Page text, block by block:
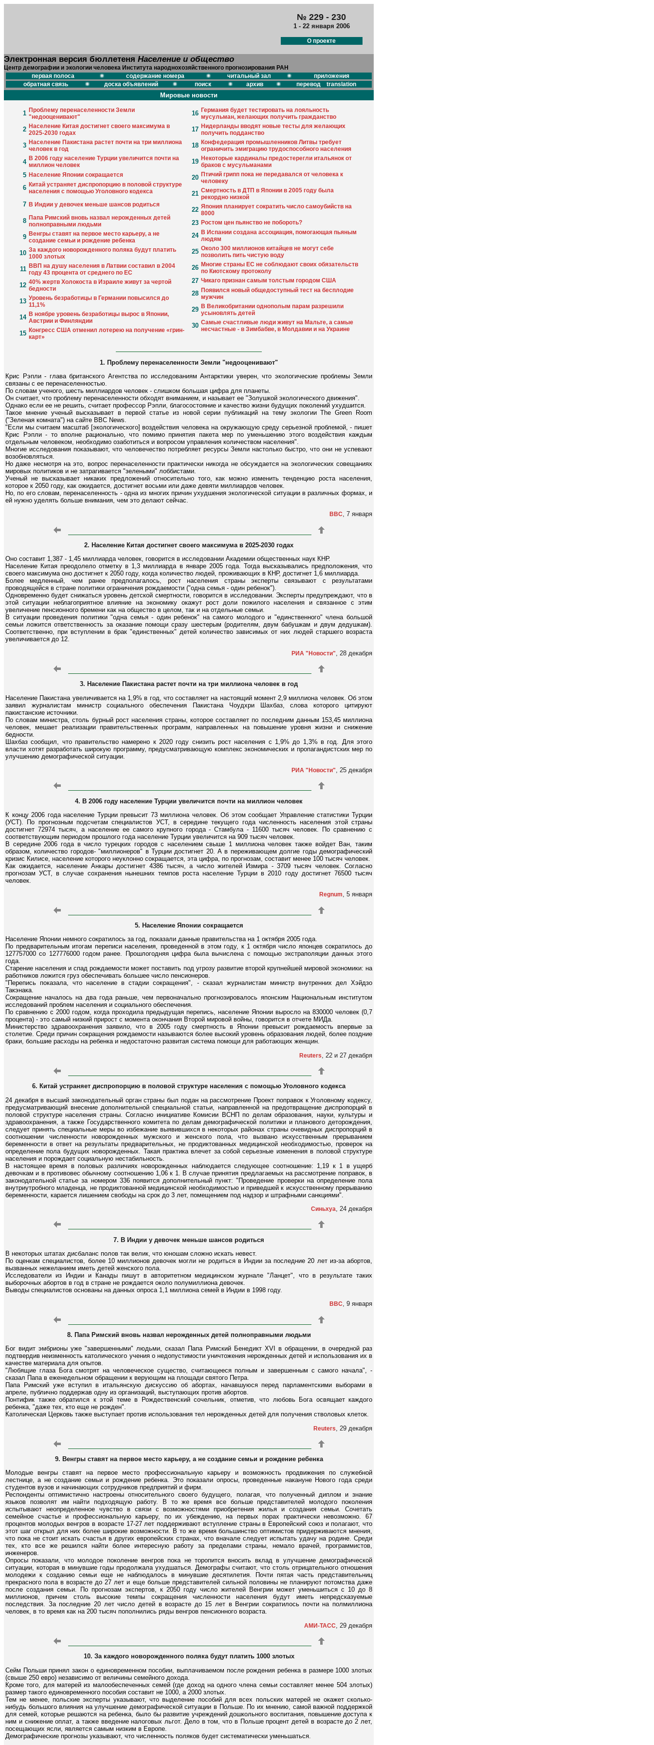
№ 229 - 230
1 - 22 января 2006
О проекте
Электронная версия бюллетеня Население и общество
Центр демографии и экологии человека Института народнохозяйственного прогнозирования РАН
первая полоса
содержание номера читальный зал
приложения
обратная связь
доска объявлений поиск архив перевод translation
Мировые новости
1 Проблему перенаселенности Земли
"недооценивают"
2 Население Китая достигнет своего максимума в
2025-2030 годах
3 Население Пакистана растет почти на три миллиона
человек в год
4 В 2006 году население Турции увеличится почти на
миллион человек
5 Население Японии сокращается
6 Китай устраняет диспропорцию в половой структуре
населения с помощью Уголовного кодекса
7 В Индии у девочек меньше шансов родиться
8 Папа Римский вновь назвал нерожденных детей
полноправными людьми
9 Венгры ставят на первое место карьеру, а не
создание семьи и рождение ребенка
10 За каждого новорожденного поляка будут платить
1000 злотых
11 ВВП на душу населения в Латвии составил в 2004
году 43 процента от среднего по ЕС
12 40% жертв Холокоста в Израиле живут за чертой
бедности
13 Уровень безработицы в Германии повысился до
11,1%
14 В ноябре уровень безработицы вырос в Японии,
Австрии и Финляндии
15 Конгресс США отменил лотерею на получение «грин-
карт»
16 Германия будет тестировать на лояльность
мусульман, желающих получить гражданство
17 Нидерланды вводят новые тесты для желающих
получить подданство
18 Конфедерация промышленников Литвы требует
ограничить эмиграцию трудоспособного населения
19 Некоторые кардиналы предостерегли итальянок от
браков с мусульманами
20 Птичий грипп пока не передавался от человека к
человеку
21 Смертность в ДТП в Японии в 2005 году была
рекордно низкой
22 Япония планирует сократить число самоубийств на
8000
23 Ростом цен пьянство не побороть?
24 В Испании создана ассоциация, помогающая пьяным
людям
25 Около 300 миллионов китайцев не могут себе
позволить пить чистую воду
26 Многие страны ЕС не соблюдают своих обязательств
по Киотскому протоколу
27 Чикаго признан самым толстым городом США
28 Появился новый общедоступный тест на бесплодие
мужчин
29 В Великобритании однополым парам разрешили
усыновлять детей
30 Самые счастливые люди живут на Мальте, а самые
несчастные - в Зимбабве, в Молдавии и на Украине
1. Проблему перенаселенности Земли "недооценивают"
Крис Рэпли - глава британского Агентства по исследованиям Антарктики уверен, что экологические проблемы Земли
связаны с ее перенаселенностью.
По словам ученого, шесть миллиардов человек - слишком большая цифра для планеты.
Он считает, что проблему перенаселенности обходят вниманием, и называет ее "Золушкой экологического движения".
Однако если ее не решить, считает профессор Рэпли, благосостояние и качество жизни будущих поколений ухудшится.
Такое мнение ученый высказывает в первой статье из новой серии публикаций на тему экологии The Green Room
("Зеленая комната") на сайте BBC News.
"Если мы считаем масштаб [экологического] воздействия человека на окружающую среду серьезной проблемой, - пишет
Крис Рэпли - то вполне рационально, что помимо принятия пакета мер по уменьшению этого воздействия каждым
отдельным человеком, необходимо озаботиться и вопросом управления количеством населения".
Многие исследования показывают, что человечество потребляет ресурсы Земли настолько быстро, что они не успевают
возобновляться.
Но даже несмотря на это, вопрос перенаселенности практически никогда не обсуждается на экологических совещаниях
мировых политиков и не затрагивается "зелеными" лоббистами.
Ученый не высказывает никаких предложений относительно того, как можно изменить тенденцию роста населения,
которое к 2050 году, как ожидается, достигнет восьми или даже девяти миллиардов человек.
Но, по его словам, перенаселенность - одна из многих причин ухудшения экологической ситуации в различных формах, и
ей нужно уделять больше внимания, чем это делают сейчас.
BBC, 7 января
2. Население Китая достигнет своего максимума в 2025-2030 годах
Оно составит 1,387 - 1,45 миллиарда человек, говорится в исследовании Академии общественных наук КНР.
Население Китая преодолело отметку в 1,3 миллиарда в январе 2005 года. Тогда высказывались предположения, что
своего максимума оно достигнет к 2050 году, когда количество людей, проживающих в КНР, достигнет 1,6 миллиарда.
Более медленный, чем ранее предполагалось, рост населения страны эксперты связывают с результатами
проводящейся в стране политики ограничения рождаемости ("одна семья - один ребенок").
Одновременно будет снижаться уровень детской смертности, говорится в исследовании. Эксперты предупреждают, что в
этой ситуации неблагоприятное влияние на экономику окажут рост доли пожилого населения и связанное с этим
увеличение пенсионного бремени как на общество в целом, так и на отдельные семьи.
В ситуации проведения политики "одна семья - один ребенок" на самого молодого и "единственного" члена большой
семьи ложится ответственность за оказание помощи сразу шестерым (родителям, двум бабушкам и двум дедушкам).
Соответственно, при вступлении в брак "единственных" детей количество зависимых от них людей старшего возраста
увеличивается до 12.
РИА "Новости" , 28 декабря
3. Население Пакистана растет почти на три миллиона человек в год
Население Пакистана увеличивается на 1,9% в год, что составляет на настоящий момент 2,9 миллиона человек. Об этом
заявил журналистам министр социального обеспечения Пакистана Чоудхри Шахбаз, слова которого цитируют
пакистанские источники.
По словам министра, столь бурный рост населения страны, которое составляет по последним данным 153,45 миллиона
человек, мешает реализации правительственных программ, направленных на повышение уровня жизни и снижение
бедности.
Шахбаз сообщил, что правительство намерено к 2020 году снизить рост населения с 1,9% до 1,3% в год. Для этого
власти хотят разработать широкую программу, предусматривающую комплекс экономических и пропагандистских мер по
улучшению демографической ситуации.
РИА "Новости" , 25 декабря
4. В 2006 году население Турции увеличится почти на миллион человек
К концу 2006 года население Турции превысит 73 миллиона человек. Об этом сообщает Управление статистики Турции
(УСТ). По прогнозным подсчетам специалистов УСТ, в середине текущего года численность населения этой страны
достигнет 72974 тысяч, а население ее самого крупного города - Стамбула - 11600 тысяч человек. По сравнению с
соответствующим периодом прошлого года население Турции увеличится на 909 тысяч человек.
В середине 2006 года в число турецких городов с населением свыше 1 миллиона человек также войдет Ван, таким
образом, количество городов- "миллионеров" в Турции достигнет 20. А в переживающем долгие годы демографический
кризис Килисе, население которого неуклонно сокращается, эта цифра, по прогнозам, составит менее 100 тысяч человек.
Как ожидается, население Анкары достигнет 4386 тысяч, а число жителей Измира - 3709 тысяч человек. Согласно
прогнозам УСТ, в случае сохранения нынешних темпов роста население Турции в 2010 году достигнет 76500 тысяч
человек.
Regnum, 5 января
5. Население Японии сокращается
Население Японии немного сократилось за год, показали данные правительства на 1 октября 2005 года.
По предварительным итогам переписи населения, проведенной в этом году, к 1 октября число японцев сократилось до
127757000 со 127776000 годом ранее. Прошлогодняя цифра была вычислена с помощью экстраполяции данных этого
года.
Старение населения и спад рождаемости может поставить под угрозу развитие второй крупнейшей мировой экономики: на
работников ложится груз обеспечивать большее число пенсионеров.
"Перепись показала, что население в стадии сокращения", - сказал журналистам министр внутренних дел Хэйдзо
Такэнака.
Сокращение началось на два года раньше, чем первоначально прогнозировалось японским Национальным институтом
исследований проблем населения и социального обеспечения.
По сравнению с 2000 годом, когда проходила предыдущая перепись, население Японии выросло на 830000 человек (0,7
процента) - это самый низкий прирост с момента окончания Второй мировой войны, говорится в отчете МИДа.
Министерство здравоохранения заявило, что в 2005 году смертность в Японии превысит рождаемость впервые за
столетие. Среди причин сокращения рождаемости называются более высокий уровень образования людей, более поздние
браки, большие расходы на ребенка и недостаточно развитая система помощи для работающих женщин.
Reuters , 22 и 27 декабря
6. Китай устраняет диспропорцию в половой структуре населения с помощью Уголовного кодекса
24 декабря в высший законодательный орган страны был подан на рассмотрение Проект поправок к Уголовному кодексу,
предусматривающий внесение дополнительной специальной статьи, направленной на предотвращение диспропорций в
половой структуре населения страны. Согласно инициативе Комисии ВСНП по делам образования, науки, культуры и
здравоохранения, а также Государственного комитета по делам демографической политики и планового деторождения,
следует принять специальные меры во избежание выявившихся в некоторых районах страны очевидных диспропорций в
соотношении численности новорожденных мужского и женского пола, что вызвано искусственным прерыванием
беременности в ответ на результаты предварительных, не продиктованных медицинской необходимостью, проверок на
определение пола будущих новорожденных. Такая практика влечет за собой серьезные изменения в половой структуре
населения и порождает социальную нестабильность.
В настоящее время в половых различиях новорожденных наблюдается следующее соотношение: 1,19 к 1 в ущерб
девочкам и в противовес обычному соотношению 1,06 к 1. В случае принятия предлагаемых на рассмотрение поправок, в
законодательной статье за номером 336 появится дополнительный пункт: "Проведение проверки на определение пола
внутриутробного младенца, не продиктованной медицинской необходимостью и приведшей к искусственному прерыванию
беременности, карается лишением свободы на срок до 3 лет, помещением под надзор и штрафными санкциями".
Синьхуа , 24 декабря
7. В Индии у девочек меньше шансов родиться
В некоторых штатах дисбаланс полов так велик, что юношам сложно искать невест.
По оценкам специалистов, более 10 миллионов девочек могли не родиться в Индии за последние 20 лет из-за абортов,
вызванных нежеланием иметь детей женского пола.
Исследователи из Индии и Канады пишут в авторитетном медицинском журнале "Ланцет", что в результате таких
выборочных абортов в год в стране не рождается около полумиллиона девочек.
Выводы специалистов основаны на данных опроса 1,1 миллиона семей в Индии в 1998 году.
BBC, 9 января
8. Папа Римский вновь назвал нерожденных детей полноправными людьми
Бог видит эмбрионы уже "завершенными" людьми, сказал Папа Римский Бенедикт XVI в обращении, в очередной раз
подтвердив неизменность католического учения о недопустимости уничтожения нерожденных детей и использования их в
качестве материала для опытов.
"Любящие глаза Бога смотрят на человеческое существо, считающееся полным и завершенным с самого начала", -
сказал Папа в еженедельном обращении к верующим на площади святого Петра.
Папа Римский уже вступил в итальянскую дискуссию об абортах, начавшуюся перед парламентскими выборами в
апреле, публично поддержав одну из организаций, выступающих против абортов.
Понтифик также обратился к этой теме в Рождественский сочельник, отметив, что любовь Бога освящает каждого
ребенка, "даже тех, кто еще не рожден".
Католическая Церковь также выступает против использования тел нерожденных детей для получения стволовых клеток.
Reuters , 29 декабря
9. Венгры ставят на первое место карьеру, а не создание семьи и рождение ребенка
Молодые венгры ставят на первое место профессиональную карьеру и возможность продвижения по служебной
лестнице, а не создание семьи и рождение ребенка. Это показали опросы, проведенные накануне Нового года среди
студентов вузов и начинающих сотрудников предприятий и фирм.
Респонденты оптимистично настроены относительного своего будущего, полагая, что полученный диплом и знание
языков позволят им найти подходящую работу. В то же время все больше представителей молодого поколения
испытывают неопределенное чувство в связи с возможностями приобретения жилья и создания семьи. Сочетать
семейное счастье и профессиональную карьеру, по их убеждению, на первых порах практически невозможно. 67
процентов молодых венгров в возрасте 17-27 лет поддерживают вступление страны в Европейский союз и полагают, что
этот шаг открыл для них более широкие возможности. В то же время большинство оптимистов придерживаются мнения,
что пока не стоит искать счастья в других европейских странах, что вначале следует испытать удачу на родине. Среди
тех, кто все же решился найти более интересную работу за пределами страны, немало врачей, программистов,
инженеров.
Опросы показали, что молодое поколение венгров пока не торопится вносить вклад в улучшение демографической
ситуации, которая в минувшие годы продолжала ухудшаться. Демографы считают, что столь отрицательного отношения
молодежи к созданию семьи еще не наблюдалось в минувшие десятилетия. Почти пятая часть представительниц
прекрасного пола в возрасте до 27 лет и еще больше представителей сильной половины не планируют потомства даже
после создания семьи. По прогнозам экспертов, к 2050 году число жителей Венгрии может уменьшиться с 10 до 8
миллионов, причем столь высокие темпы сокращения численности населения будут иметь непредсказуемые
последствия. За последние 20 лет число детей в возрасте до 15 лет в Венгрии сократилось почти на полмиллиона
человек, в то время как на 200 тысяч пополнились ряды венгров пенсионного возраста.
АМИ-ТАСС , 29 декабря
10. За каждого новорожденного поляка будут платить 1000 злотых
Сейм Польши принял закон о единовременном пособии, выплачиваемом после рождения ребенка в размере 1000 злотых
(свыше 250 евро) независимо от величины семейного дохода.
Кроме того, для матерей из малообеспеченных семей (где доход на одного члена семьи составляет менее 504 злотых)
размер такого единовременного пособия составит не 1000, а 2000 злотых.
Тем не менее, польские эксперты указывают, что выделение пособий для всех польских матерей не окажет сколько-
нибудь большого влияния на улучшение демографической ситуации в Польше. По их мнению, самой важной поддержкой
для семей, которые решаются на ребенка, было бы развитие учреждений дошкольного воспитания, повышение доступа к
ним и снижение оплат, а также введение налоговых льгот. Дело в том, что в Польше процент детей в возрасте до 2 лет,
посещающих ясли, является самым низким в Европе.
Демографические прогнозы указывают, что численность поляков будет систематически уменьшаться.